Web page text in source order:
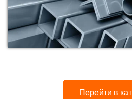
Перейти в